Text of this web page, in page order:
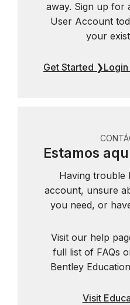
away. Sign up for
User Account
your
Get Started ❯
Estamos
Having trouble
account, unsure
you need, or
Visit our help
full list of FAQs
Bentley
Visit